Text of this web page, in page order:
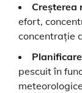
Creșterea
efort,
concentrație
pescuit în